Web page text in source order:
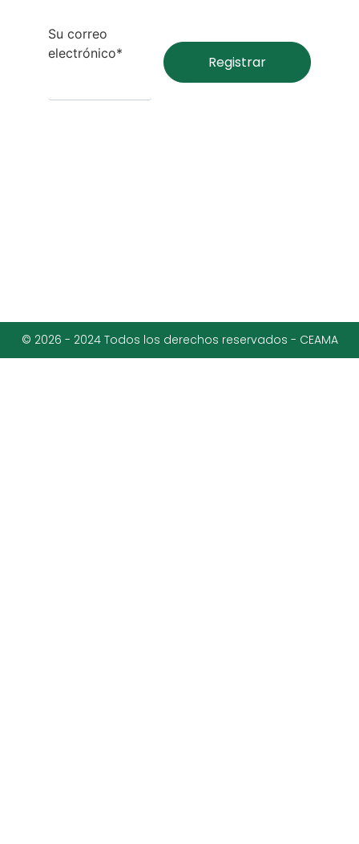
Su correo
electrónico*
© 2026 - 2024 Todos los derechos reservados - CEAMA